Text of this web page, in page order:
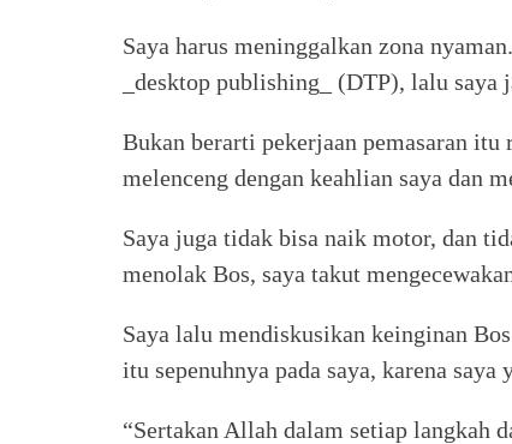
Saya harus meninggalkan zona
_desktop publishing_ (DTP), lalu
Bukan berarti pekerjaan pemasaran
melenceng dengan keahlian saya dan
Saya juga tidak bisa naik motor, dan
menolak Bos, saya takut
Saya lalu mendiskusikan keinginan
itu sepenuhnya pada saya, karena saya
“Sertakan Allah dalam setiap langkah